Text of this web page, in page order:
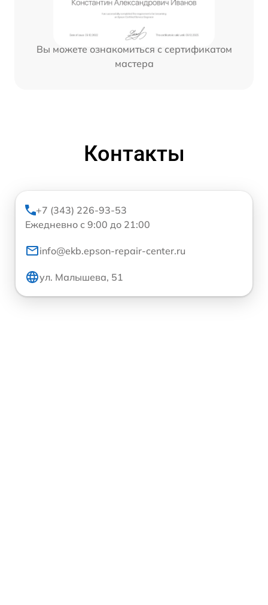
Вы можете ознакомиться с сертификатом
мастера
Контакты
+7 (343) 226-93-53
Ежедневно с 9:00 до 21:00
info@ekb.epson-repair-center.ru
ул. Малышева, 51